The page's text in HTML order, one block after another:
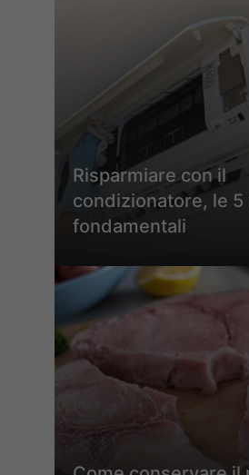
Risparmiare con il
condizionatore, le 5
fondamentali